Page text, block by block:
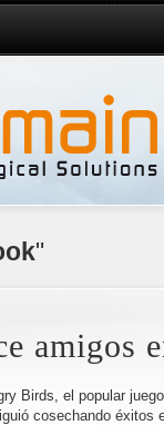
"
amigos
Birds, el popular
cosechando éxitos